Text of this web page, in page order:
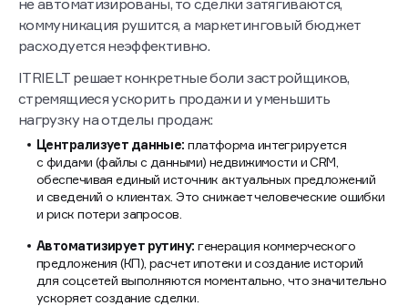
коммуникация рушится, а маркетинговый бюджет
расходуется неэффективно.
ITRIELT решает конкретные боли застройщиков,
стремящиеся ускорить продажи и уменьшить
нагрузку на отделы продаж:
Централизует данные: платформа интегрируется
с фидами (файлы с данными) недвижимости и CRM,
обеспечивая единый источник актуальных предложений
и сведений о клиентах. Это снижает человеческие ошибки
и риск потери запросов.
Автоматизирует рутину: генерация коммерческого
предложения (КП), расчет ипотеки и создание историй
для соцсетей выполняются моментально, что значительно
ускоряет создание сделки.